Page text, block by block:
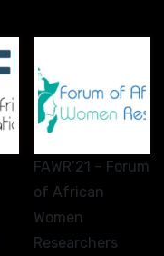
FAWR’21 – Forum
of African
Women
Researchers